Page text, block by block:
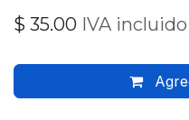
$ 35.00 IVA incluido